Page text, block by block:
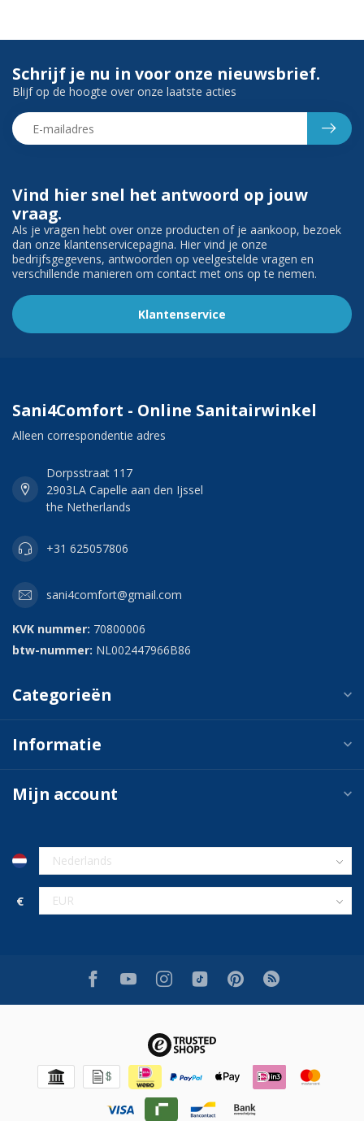
Vind hier snel het antwoord op jouw
vraag.
Als je vragen hebt over onze producten of je aankoop, bezoek
dan onze klantenservicepagina. Hier vind je onze
bedrijfsgegevens, antwoorden op veelgestelde vragen en
verschillende manieren om contact met ons op te nemen.
Klantenservice
Schrijf je nu in voor onze nieuwsbrief.
Blijf op de hoogte over onze laatste acties
Sani4Comfort - Online Sanitairwinkel
Alleen correspondentie adres
Dorpsstraat 117
2903LA Capelle aan den Ijssel
the Netherlands
+31 625057806
sani4comfort@gmail.com
KVK nummer: 70800006
btw-nummer: NL002447966B86
Categorieën
Informatie
Mijn account
€